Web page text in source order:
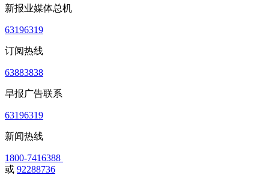
新报业媒体总机
63196319
订阅热线
63883838
早报广告联系
63196319
新闻热线
1800-7416388
或 92288736